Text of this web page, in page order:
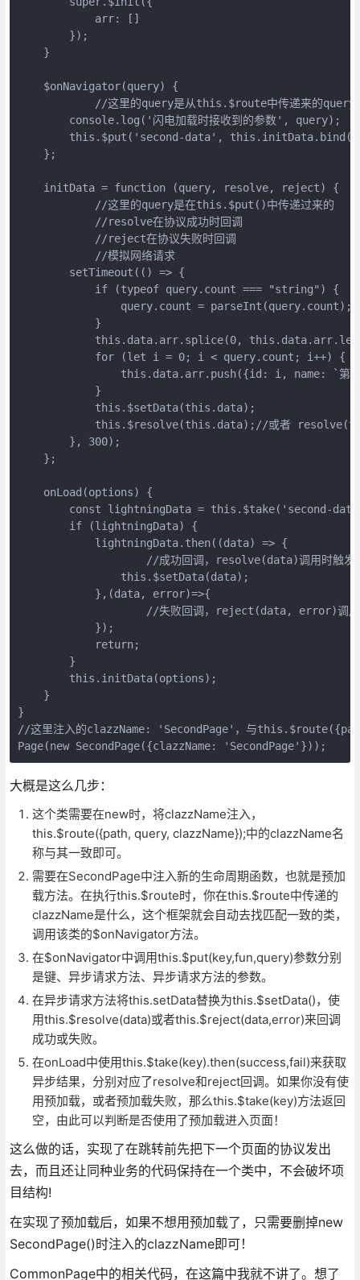
            arr: []
        });
    }
    $onNavigator(query) {
        console.log('闪电️加载时接收到的参数', query);
this.$put('second-data',
    };
    initData = function (query, resolve, reject) {
        setTimeout(() => {
            if (typeof query.count === "string") {
                query.count = parseInt(query.count);
            }
this.data.arr.splice(0,
            for (let i = 0; i < query.count; i++) {
this.data.arr.push({id: i, name: `第
            }
            this.$setData(this.data);
this.$resolve(this.data);//或者
        }, 300);
    };
    onLoad(options) {
const lightningData = this.$take('second-
        if (lightningData) {
            lightningData.then((data) => {
                this.$setData(data);
            },(data, error)=>{
            });
            return;
        }
        this.initData(options);
    }
}
//这里注入的clazzName: 'SecondPage'，与
大概是这么几步：
这个类需要在new时，将clazzName注入，
this.$route({path, query, clazzName});中的clazzName名
称与其一致即可。
需要在SecondPage中注入新的生命周期函数，也就是预加
载方法。在执行this.$route时，你在this.$route中传递的
clazzName是什么，这个框架就会自动去找匹配一致的类，
调用该类的$onNavigator方法。
在$onNavigator中调用this.$put(key,fun,query)参数分别
是键、异步请求方法、异步请求方法的参数。
在异步请求方法将this.setData替换为this.$setData()，使
用this.$resolve(data)或者this.$reject(data,error)来回调
成功或失败。
在onLoad中使用this.$take(key).then(success,fail)来获取
异步结果，分别对应了resolve和reject回调。如果你没有使
用预加载，或者预加载失败，那么this.$take(key)方法返回
空，由此可以判断是否使用了预加载进入页面！
这么做的话，实现了在跳转前先把下一个页面的协议发出
去，而且还让同种业务的代码保持在一个类中，不会破坏项
目结构!
在实现了预加载后，如果不想用预加载了，只需要删掉new
SecondPage()时注入的clazzName即可！
CommonPage中的相关代码，在这篇中我就不讲了。想了